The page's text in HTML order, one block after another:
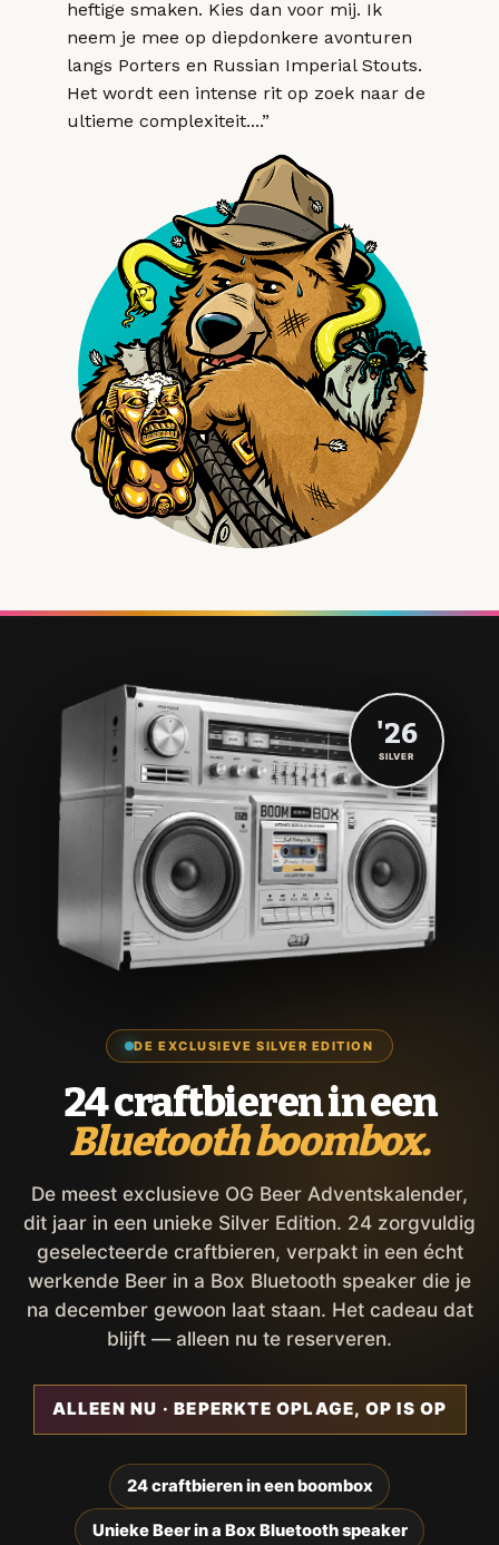
heftige smaken. Kies dan voor mij. Ik
neem je mee op diepdonkere avonturen
langs Porters en Russian Imperial Stouts.
Het wordt een intense rit op zoek naar de
ultieme complexiteit....”
DE EXCLUSIEVE SILVER EDITION
24 craftbieren in een
Bluetooth boombox.
De meest exclusieve OG Beer Adventskalender,
dit jaar in een unieke Silver Edition. 24 zorgvuldig
geselecteerde craftbieren, verpakt in een écht
werkende Beer in a Box Bluetooth speaker die je
na december gewoon laat staan. Het cadeau dat
blijft — alleen nu te reserveren.
ALLEEN NU · BEPERKTE OPLAGE, OP IS OP
24 craftbieren in een boombox
Unieke Beer in a Box Bluetooth speaker
'26
SILVER